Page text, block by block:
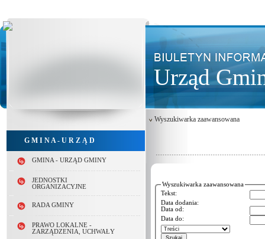
Urząd
G M I N A - U R Z Ą D
GMINA - URZĄD GMINY
JEDNOSTKI
ORGANIZACYJNE
RADA GMINY
PRAWO LOKALNE -
ZARZĄDZENIA, UCHWAŁY
Wyszukiwarka zaawansowana
Wyszukiwarka zaawansowana
Tekst:
Data dodania:
Data od:
Data do: